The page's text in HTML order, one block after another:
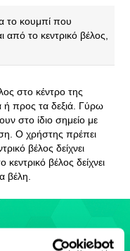
το κουμπί που
από το κεντρικό βέλος,
στο κέντρο της
ή προς τα δεξιά. Γύρω
στο ίδιο σημείο με
Ο χρήστης πρέπει
βέλος δείχνει
βέλος δείχνει
βέλη.